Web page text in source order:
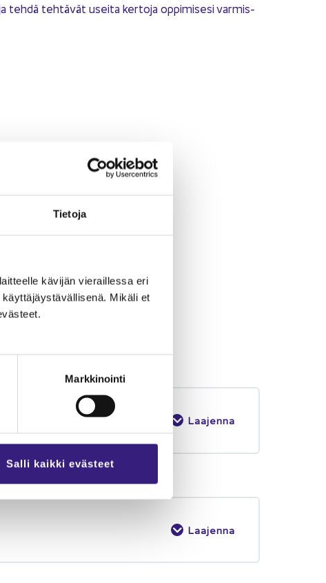
Tie­to­ja
kä­vi­jän vie­rail­les­sa eri
Mi­kä­li et
Markkinointi
Salli kaikki evästeet
tehdä teh­tä­vät usei­ta ker­to­ja op­pi­mi­se­si var­mis­
Laajenna
Laajenna